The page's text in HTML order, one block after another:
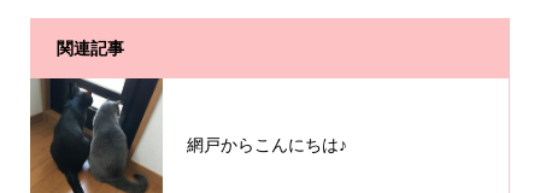
関連記事
網戸からこんにちは♪